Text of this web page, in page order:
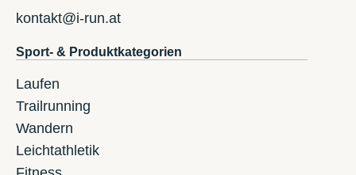
kontakt@i-run.at
Sport- & Produktkategorien
Laufen
Trailrunning
Wandern
Leichtathletik